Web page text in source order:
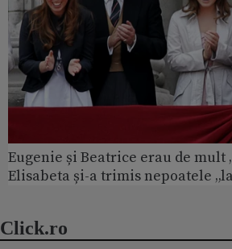
Eugenie și Beatrice erau de mult
Elisabeta și-a trimis nepoatele
Click.ro